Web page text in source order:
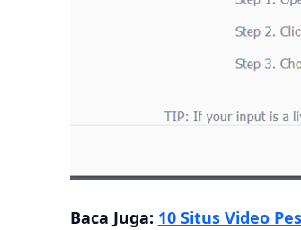
Baca Juga: 10 Situs Video